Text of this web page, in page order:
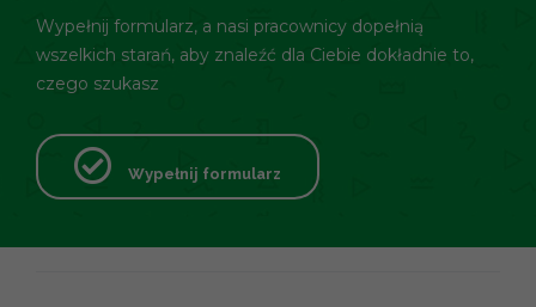
Wypełnij formularz, a nasi pracownicy dopełnią
wszelkich starań, aby znaleźć dla Ciebie dokładnie to,
czego szukasz
Wypełnij formularz